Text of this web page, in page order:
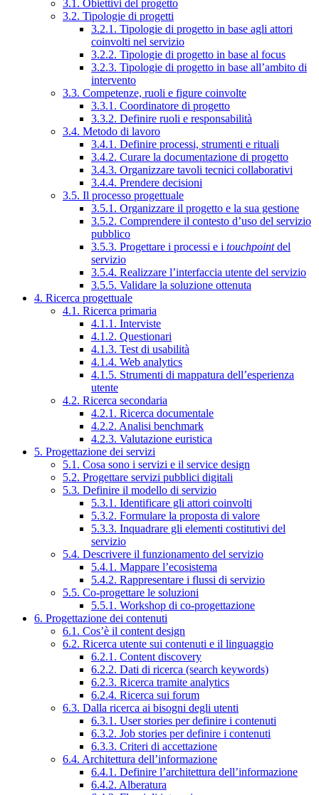
3.1. Obiettivi del progetto
3.2. Tipologie di progetti
3.2.1. Tipologie di progetto in base agli attori
coinvolti nel servizio
3.2.2. Tipologie di progetto in base al focus
3.2.3. Tipologie di progetto in base all’ambito di
intervento
3.3. Competenze, ruoli e figure coinvolte
3.3.1. Coordinatore di progetto
3.3.2. Definire ruoli e responsabilità
3.4. Metodo di lavoro
3.4.1. Definire processi, strumenti e rituali
3.4.2. Curare la documentazione di progetto
3.4.3. Organizzare tavoli tecnici collaborativi
3.4.4. Prendere decisioni
3.5. Il processo progettuale
3.5.1. Organizzare il progetto e la sua gestione
3.5.2. Comprendere il contesto d’uso del servizio
pubblico
3.5.3. Progettare i processi e i touchpointdel
servizio
3.5.4. Realizzare l’interfaccia utente del servizio
3.5.5. Validare la soluzione ottenuta
4. Ricerca progettuale
4.1. Ricerca primaria
4.1.1. Interviste
4.1.2. Questionari
4.1.3. Test di usabilità
4.1.4. Web analytics
4.1.5. Strumenti di mappatura dell’esperienza
utente
4.2. Ricerca secondaria
4.2.1. Ricerca documentale
4.2.2. Analisi benchmark
4.2.3. Valutazione euristica
5. Progettazione dei servizi
5.1. Cosa sono i servizi e il service design
5.2. Progettare servizi pubblici digitali
5.3. Definire il modello di servizio
5.3.1. Identificare gli attori coinvolti
5.3.2. Formulare la proposta di valore
5.3.3. Inquadrare gli elementi costitutivi del
servizio
5.4. Descrivere il funzionamento del servizio
5.4.1. Mappare l’ecosistema
5.4.2. Rappresentare i flussi di servizio
5.5. Co-progettare le soluzioni
5.5.1. Workshop di co-progettazione
6. Progettazione dei contenuti
6.1. Cos’è il content design
6.2. Ricerca utente sui contenuti e il linguaggio
6.2.1. Content discovery
6.2.2. Dati di ricerca (search keywords)
6.2.3. Ricerca tramite analytics
6.2.4. Ricerca sui forum
6.3. Dalla ricerca ai bisogni degli utenti
6.3.1. User stories per definire i contenuti
6.3.2. Job stories per definire i contenuti
6.3.3. Criteri di accettazione
6.4. Architettura dell’informazione
6.4.1. Definire l’architettura dell’informazione
6.4.2. Alberatura